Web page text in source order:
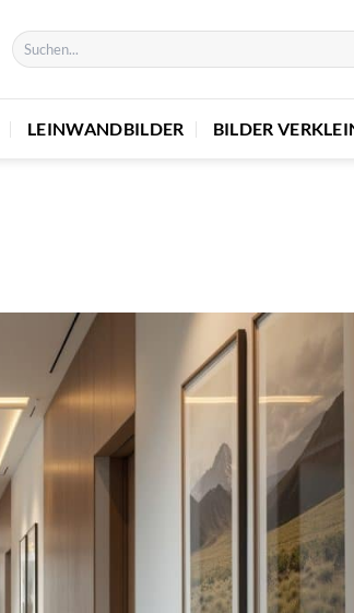
LEINWANDBILDER BILDER